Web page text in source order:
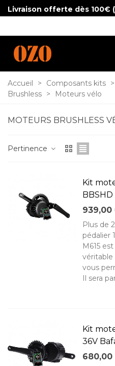
Livraison offerte dès 100€ (
Accueil > Composants kits >
Brushless > Moteurs vélo
MOTEURS BRUSHLESS
Pertinence
Kit
939,00
Plus de
pédalier
M615
véritable
vous
Il sera
Kit
36V
680,00